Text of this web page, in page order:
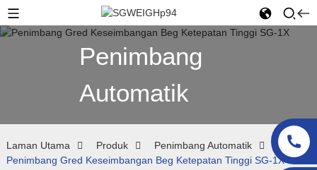
Penimbang
Automatik
Laman Utama Produk
Penimbang Automatik
Penimbang Gred Keseimbangan Beg Ketepatan Tinggi SG-1X